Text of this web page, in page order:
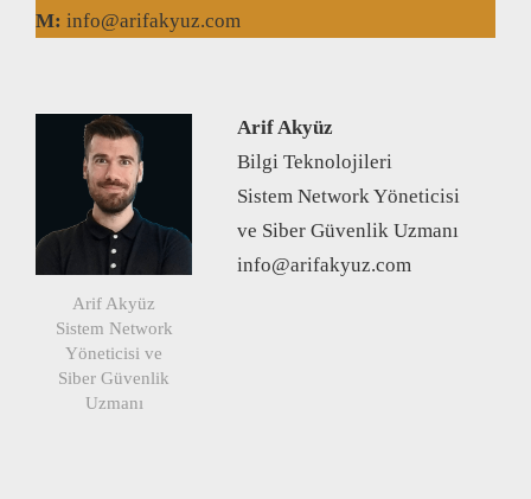
M: info@arifakyuz.com
Arif Akyüz
Sistem Network
Yöneticisi ve
Siber Güvenlik
Uzmanı
Arif Akyüz
Bilgi Teknolojileri
Sistem Network Yöneticisi
ve Siber Güvenlik Uzmanı
info@arifakyuz.com